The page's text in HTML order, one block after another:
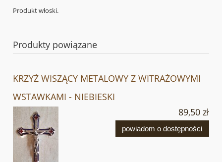
Produkt włoski.
Produkty powiązane
KRZYŻ WISZĄCY METALOWY Z WITRAŻOWYMI
WSTAWKAMI - NIEBIESKI
89,50 zł
powiadom o dostępności